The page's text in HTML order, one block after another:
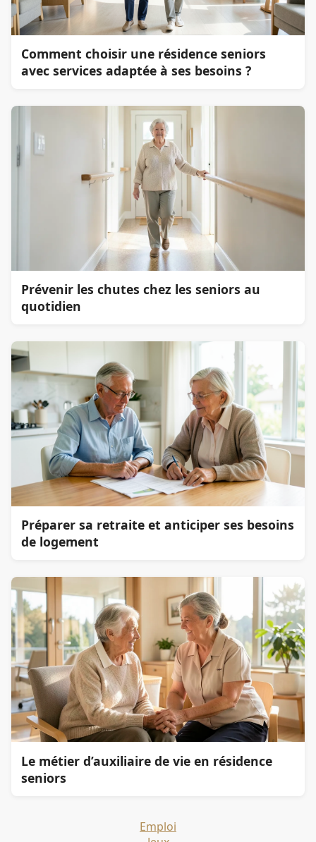
Comment choisir une résidence seniors
avec services adaptée à ses besoins ?
Prévenir les chutes chez les seniors au
quotidien
Préparer sa retraite et anticiper ses besoins
de logement
Le métier d’auxiliaire de vie en résidence
seniors
Emploi